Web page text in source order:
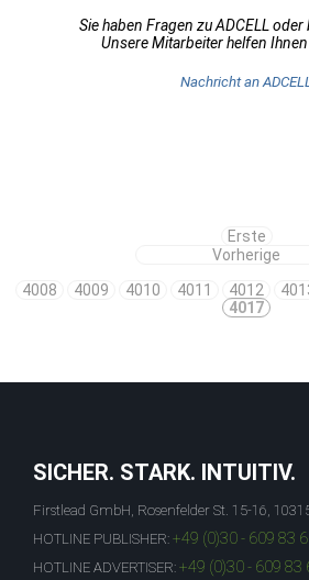
Sie haben Fragen zu ADCELL
Unsere Mitarbeiter helfen Ihnen
Nachricht an
Erste
Vorherige
4008
4009 4010 4011 4012
4017
SICHER. STARK. INTUITIV.
Firstlead GmbH, Rosenfelder St. 15-16,
HOTLINE PUBLISHER: +49 (0)30 - 609 83
HOTLINE ADVERTISER: +49 (0)30 - 609 83